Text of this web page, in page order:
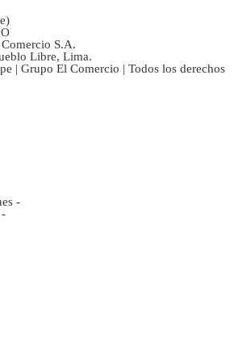
S.A.
Libre, Lima.
| Grupo El Comercio | Todos los derechos
-
-